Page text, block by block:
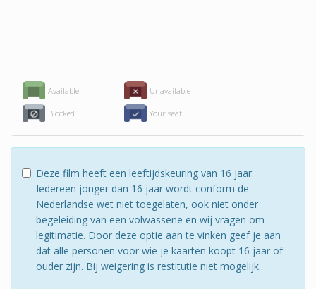
Available Unavailable
Blocked Your seat
Deze film heeft een leeftijdskeuring van 16 jaar.
Iedereen jonger dan 16 jaar wordt conform de
Nederlandse wet niet toegelaten, ook niet onder
begeleiding van een volwassene en wij vragen om
legitimatie. Door deze optie aan te vinken geef je aan
dat alle personen voor wie je kaarten koopt 16 jaar of
ouder zijn. Bij weigering is restitutie niet mogelijk..